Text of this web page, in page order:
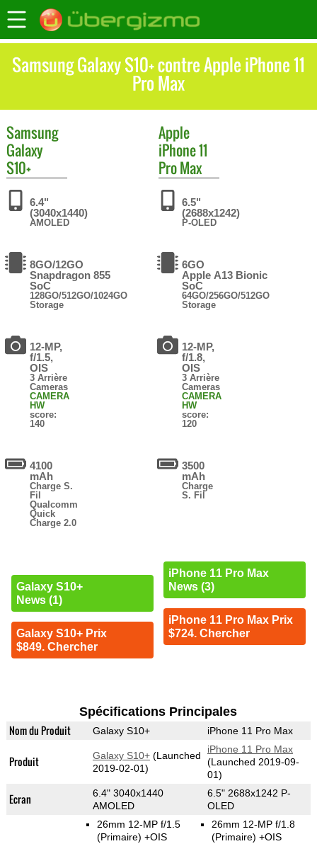
Samsung Galaxy S10+ contre Apple iPhone 11
Pro Max
Samsung
Galaxy
S10+
6.4"
(3040x1440)
AMOLED
8GO/12GO
Snapdragon 855
SoC
128GO/512GO/1024GO
Storage
12-MP,
f/1.5,
OIS
3 Arrière
Cameras
CAMERA
HW
score:
140
4100
mAh
Charge S.
Fil
Qualcomm
Quick
Charge 2.0
Galaxy S10+
News (1)
Galaxy S10+ Prix
$849. Chercher
Apple
iPhone 11
Pro Max
6.5"
(2688x1242)
P-OLED
6GO
Apple A13 Bionic
SoC
64GO/256GO/512GO
Storage
12-MP,
f/1.8,
OIS
3 Arrière
Cameras
CAMERA
HW
score:
120
3500
mAh
Charge
S. Fil
iPhone 11 Pro Max
News (3)
iPhone 11 Pro Max Prix
$724. Chercher
Spécifications Principales
Nom du Produit Galaxy S10+ iPhone 11 Pro Max
Produit Galaxy S10+(Launched
2019-02-01)
iPhone 11 Pro Max
(Launched 2019-09-
01)
Ecran
6.4" 3040x1440
AMOLED
6.5" 2688x1242 P-
OLED
26mm 12-MP f/1.5
(Primaire) +OIS
26mm 12-MP f/1.8
(Primaire) +OIS